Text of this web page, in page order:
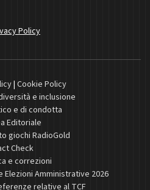
Policy
| Cookie Policy
e inclusione
e di condotta
Editoriale
giochi RadioGold
Check
e correzioni
Amministrative 2026
relative al TCF